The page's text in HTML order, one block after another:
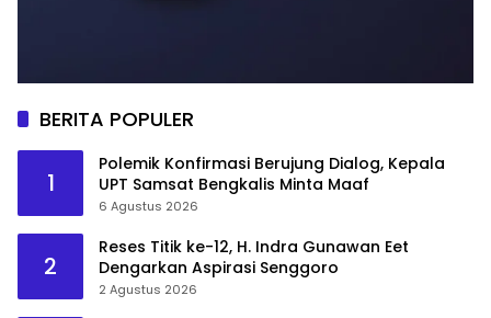
BERITA POPULER
1
Polemik Konfirmasi Berujung Dialog, Kepala
UPT Samsat Bengkalis Minta Maaf
6 Agustus 2026
2
Reses Titik ke-12, H. Indra Gunawan Eet
Dengarkan Aspirasi Senggoro
2 Agustus 2026